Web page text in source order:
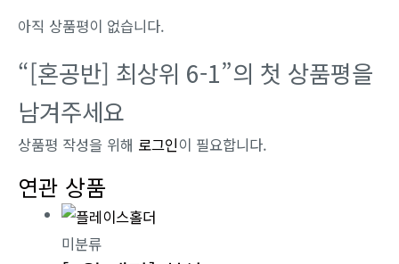
아직 상품평이 없습니다.
“[혼공반] 최상위 6-1”의 첫 상품평을
남겨주세요
상품평 작성을 위해 로그인이 필요합니다.
연관 상품
미분류